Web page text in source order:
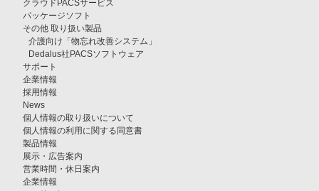
クラウドPACSサービス
パッケージソフト
その他 取り扱い製品
介護向け「物忘れ改善システム」
Dedalus社PACSソフトウェア
サポート
企業情報
採用情報
News
個人情報の取り扱いについて
個人情報の利用に関する同意書
製品情報
展示・広告案内
営業時間・休日案内
企業情報